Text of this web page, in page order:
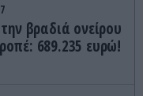
βραδιά ονείρου
689.235 ευρώ!